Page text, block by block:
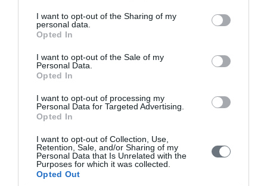
I want to opt-out of the Sharing of my
personal data.
Opted In
I want to opt-out of the Sale of my
Personal Data.
Opted In
I want to opt-out of processing my
Personal Data for Targeted Advertising.
Opted In
I want to opt-out of Collection, Use,
Retention, Sale, and/or Sharing of my
Personal Data that Is Unrelated with the
Purposes for which it was collected.
Opted Out
Τόμοι/Τεύχη
Ευρετήριο όρων
Σύνδεσμοι
Επικοινωνία